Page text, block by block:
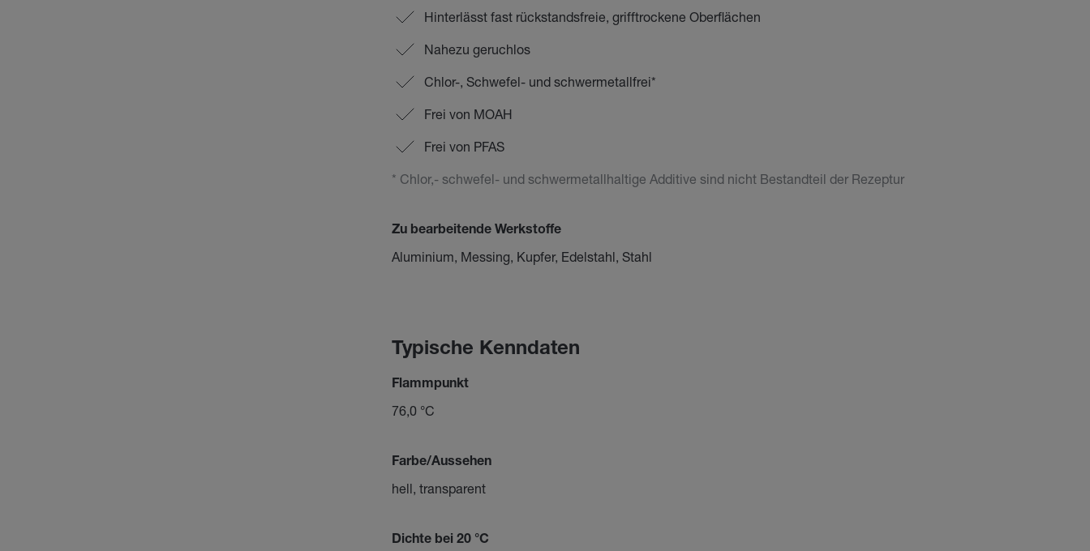
Hinterlässt fast rückstandsfreie, grifftrockene Oberflächen
Nahezu geruchlos
Chlor-, Schwefel- und schwermetallfrei*
Frei von MOAH
Frei von PFAS
* Chlor,- schwefel- und schwermetallhaltige Additive sind nicht Bestandteil der Rezeptur
Zu bearbeitende Werkstoffe
Aluminium, Messing, Kupfer, Edelstahl, Stahl
Typische Kenndaten
Flammpunkt
76,0 °C
Farbe/Aussehen
hell, transparent
Dichte bei 20 °C